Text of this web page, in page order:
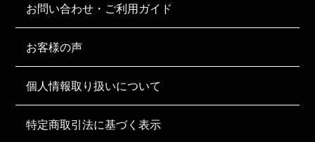
お問い合わせ・ご利用ガイド
お客様の声
個人情報取り扱いについて
特定商取引法に基づく表示